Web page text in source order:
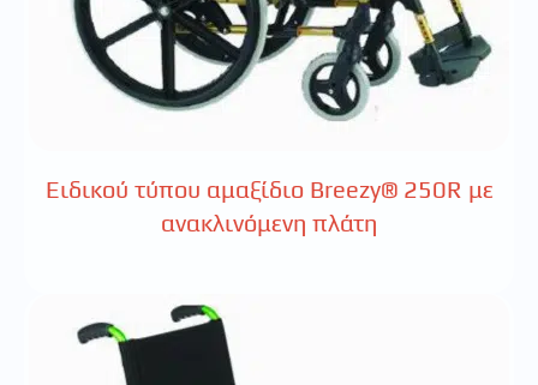
Ειδικού τύπου αμαξίδιο Breezy® 250R με
ανακλινόμενη πλάτη